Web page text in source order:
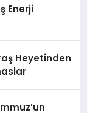
Enerji
Heyetinden